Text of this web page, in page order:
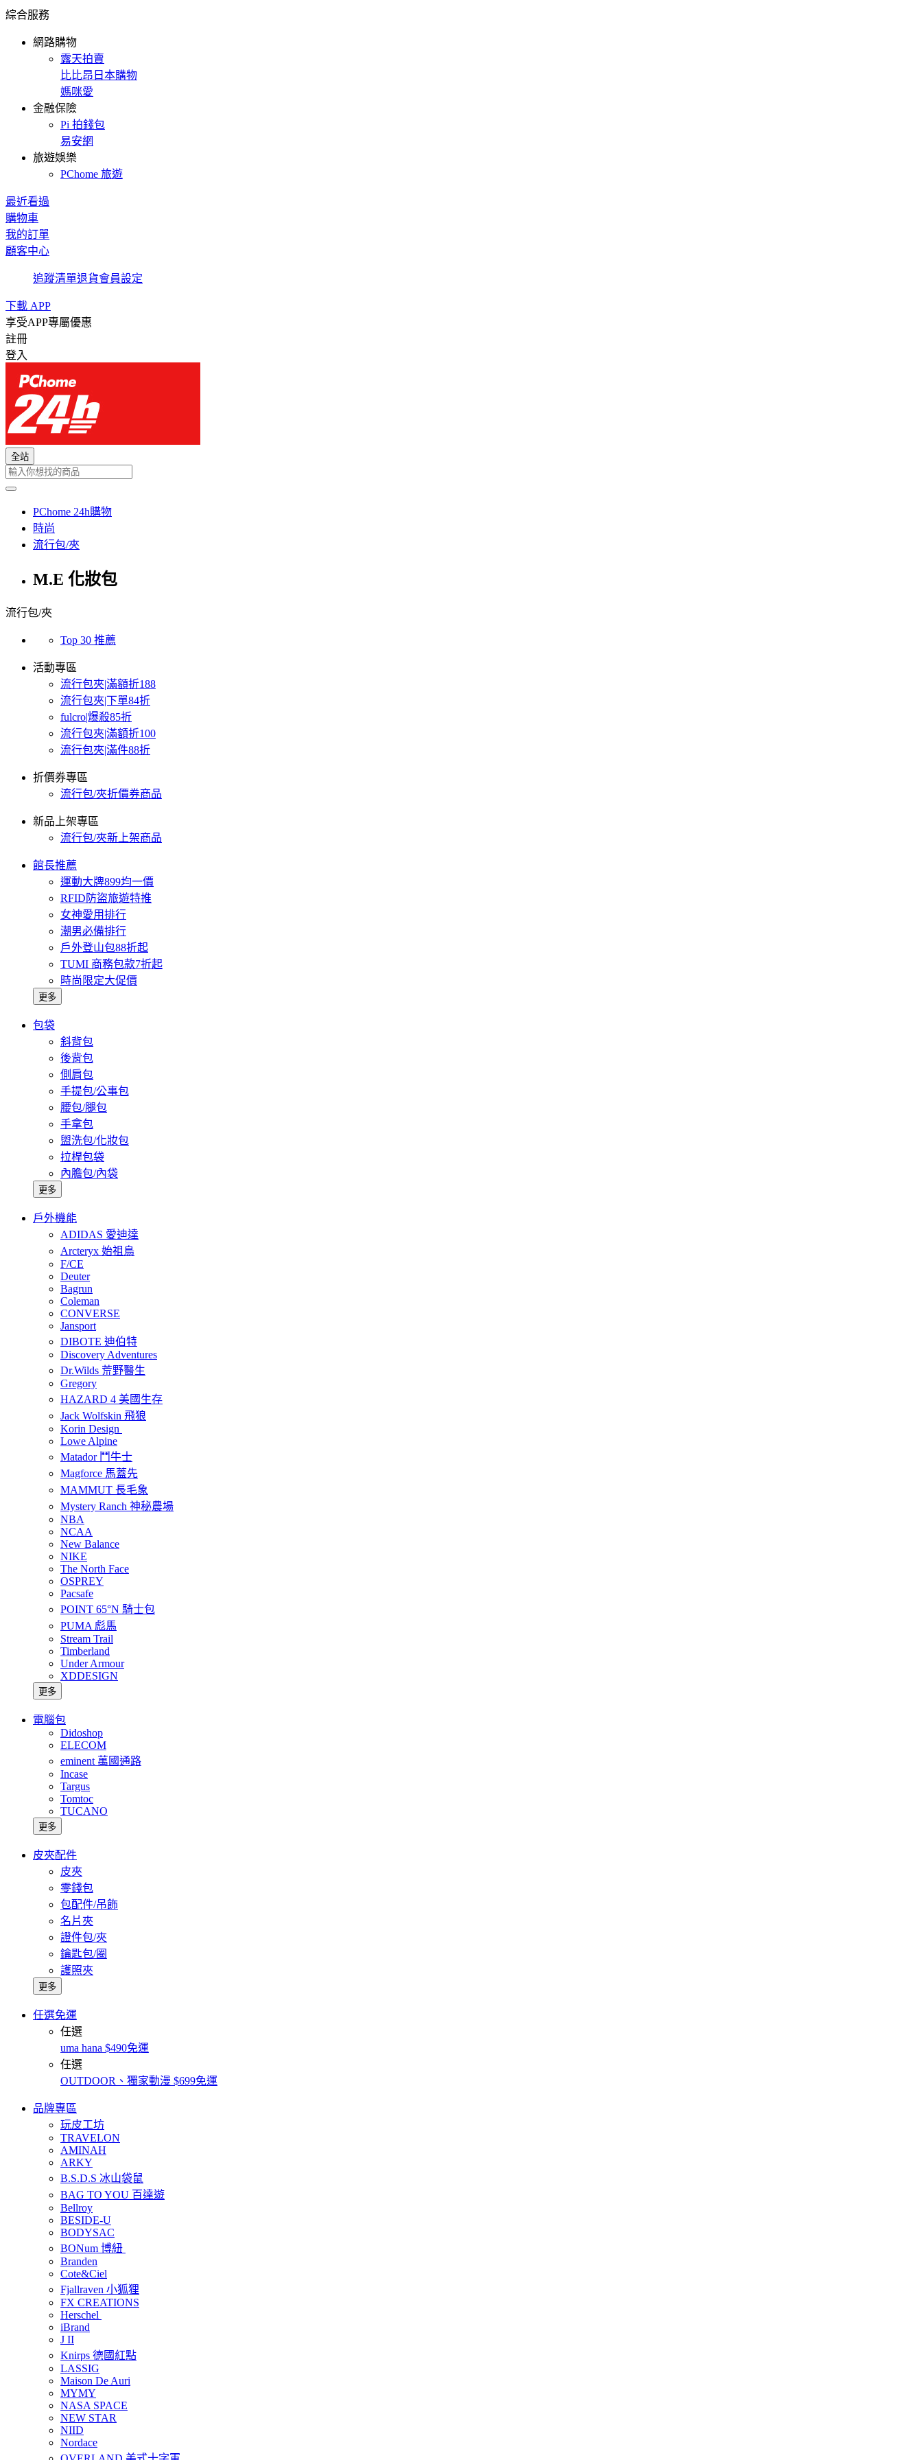
綜合服務
網路購物
露天拍賣
比比昂日本購物
媽咪愛
金融保險
Pi 拍錢包
易安網
旅遊娛樂
PChome 旅遊
最近看過
購物車
我的訂單
顧客中心
追蹤清單退貨會員設定
下載 APP
享受APP專屬優惠
註冊
登入
全站
PChome 24h購物
時尚
流行包/夾
M.E 化妝包
流行包/夾
Top 30 推薦
活動專區
流行包夾|滿額折188
流行包夾|下單84折
fulcro|爆殺85折
流行包夾|滿額折100
流行包夾|滿件88折
折價券專區
流行包/夾折價券商品
新品上架專區
流行包/夾新上架商品
館長推薦
運動大牌899均一價
RFID防盜旅遊特推
女神愛用排行
潮男必備排行
戶外登山包88折起
TUMI 商務包款7折起
時尚限定大促價
更多
包袋
斜背包
後背包
側肩包
手提包/公事包
腰包/腿包
手拿包
盥洗包/化妝包
拉桿包袋
內膽包/內袋
更多
戶外機能
ADIDAS 愛迪達
Arcteryx 始祖鳥
F/CE
Deuter
Bagrun
Coleman
CONVERSE
Jansport
DIBOTE 迪伯特
Discovery Adventures
Dr.Wilds 荒野醫生
Gregory
HAZARD 4 美國生存
Jack Wolfskin 飛狼
Korin Design
Lowe Alpine
Matador 鬥牛士
Magforce 馬蓋先
MAMMUT 長毛象
Mystery Ranch 神秘農場
NBA
NCAA
New Balance
NIKE
The North Face
OSPREY
Pacsafe
POINT 65°N 騎士包
PUMA 彪馬
Stream Trail
Timberland
Under Armour
XDDESIGN
更多
電腦包
Didoshop
ELECOM
eminent 萬國通路
Incase
Targus
Tomtoc
TUCANO
更多
皮夾配件
皮夾
零錢包
包配件/吊飾
名片夾
證件包/夾
鑰匙包/圈
護照夾
更多
任選免運
任選
uma hana $490免運
任選
OUTDOOR、獨家動漫 $699免運
品牌專區
玩皮工坊
TRAVELON
AMINAH
ARKY
B.S.D.S 冰山袋鼠
BAG TO YOU 百達遊
Bellroy
BESIDE-U
BODYSAC
BONum 博紐
Branden
Cote&Ciel
Fjallraven 小狐狸
FX CREATIONS
Herschel
iBrand
J II
Knirps 德國紅點
LASSIG
Maison De Auri
MYMY
NASA SPACE
NEW STAR
NIID
Nordace